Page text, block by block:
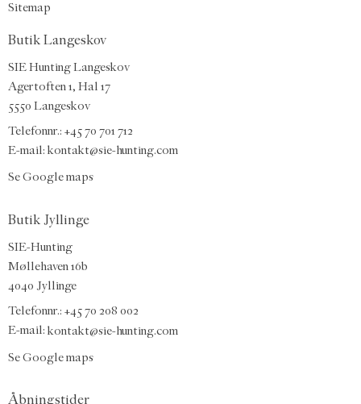
Sitemap
Butik Langeskov
SIE Hunting Langeskov
Agertoften 1, Hal 17
5550 Langeskov
Telefonnr.: +45 70 701 712
E-mail: kontakt@sie-hunting.com
Se Google maps
Butik Jyllinge
SIE-Hunting
Møllehaven 16b
4040 Jyllinge
Telefonnr.: +45 70 208 002
E-mail: kontakt@sie-hunting.com
Se Google maps
Åbningstider